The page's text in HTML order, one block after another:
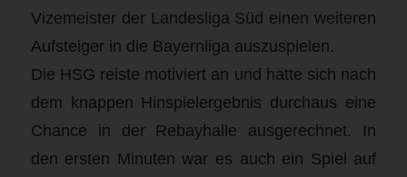
Vizemeister der Landesliga Süd einen weiteren
Aufsteiger in die Bayernliga auszuspielen.
Die HSG reiste motiviert an und hatte sich nach
dem knappen Hinspielergebnis durchaus eine
Chance in der Rebayhalle ausgerechnet. In
den ersten Minuten war es auch ein Spiel auf